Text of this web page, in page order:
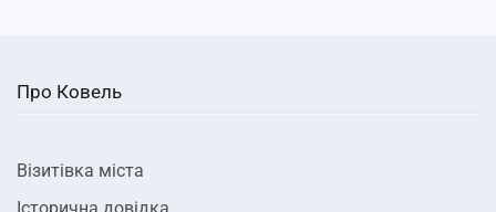
Про Ковель
Візитівка міста
Історична довідка